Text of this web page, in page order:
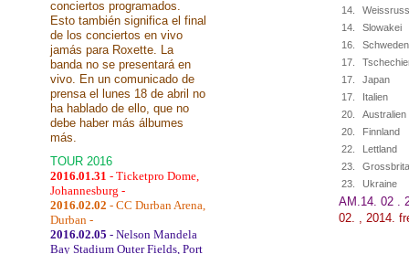
14.
14.
Slowakei
16.
Schweden
17.
17.
Japan
17.
Italien
20.
Australien
20.
Finnland
22.
Lettland
23.
23.
Ukraine
AM.14. 02 .
02. , 2014.
conciertos programados.
Esto también significa el final
de los conciertos en vivo
jamás para Roxette. La
banda no se presentará en
vivo. En un comunicado de
prensa el lunes 18 de abril no
ha hablado de ello, que no
debe haber más álbumes
más.
TOUR 2016
2016.01.31 - Ticketpro Dome,
Johannesburg -
2016.02.02 - CC Durban Arena,
Durban -
2016.02.05 - Nelson Mandela
Bay Stadium Outer Fields, Port